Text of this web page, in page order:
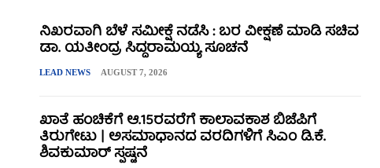
ನಿಖರವಾಗಿ ಬೆಳೆ ಸಮೀಕ್ಷೆ ನಡೆಸಿ : ಬರ ವೀಕ್ಷಣೆ ಮಾಡಿ ಸಚಿವ
ಡಾ. ಯತೀಂದ್ರ ಸಿದ್ದರಾಮಯ್ಯ ಸೂಚನೆ
LEAD NEWS AUGUST 7, 2026
ಖಾತೆ ಹಂಚಿಕೆಗೆ ಆ.15ರವರೆಗೆ ಕಾಲಾವಕಾಶ ಬಿಜೆಪಿಗೆ
ತಿರುಗೇಟು | ಅಸಮಾಧಾನದ ವರದಿಗಳಿಗೆ ಸಿಎಂ ಡಿ.ಕೆ.
ಶಿವಕುಮಾರ್ ಸ್ಪಷ್ಟನೆ